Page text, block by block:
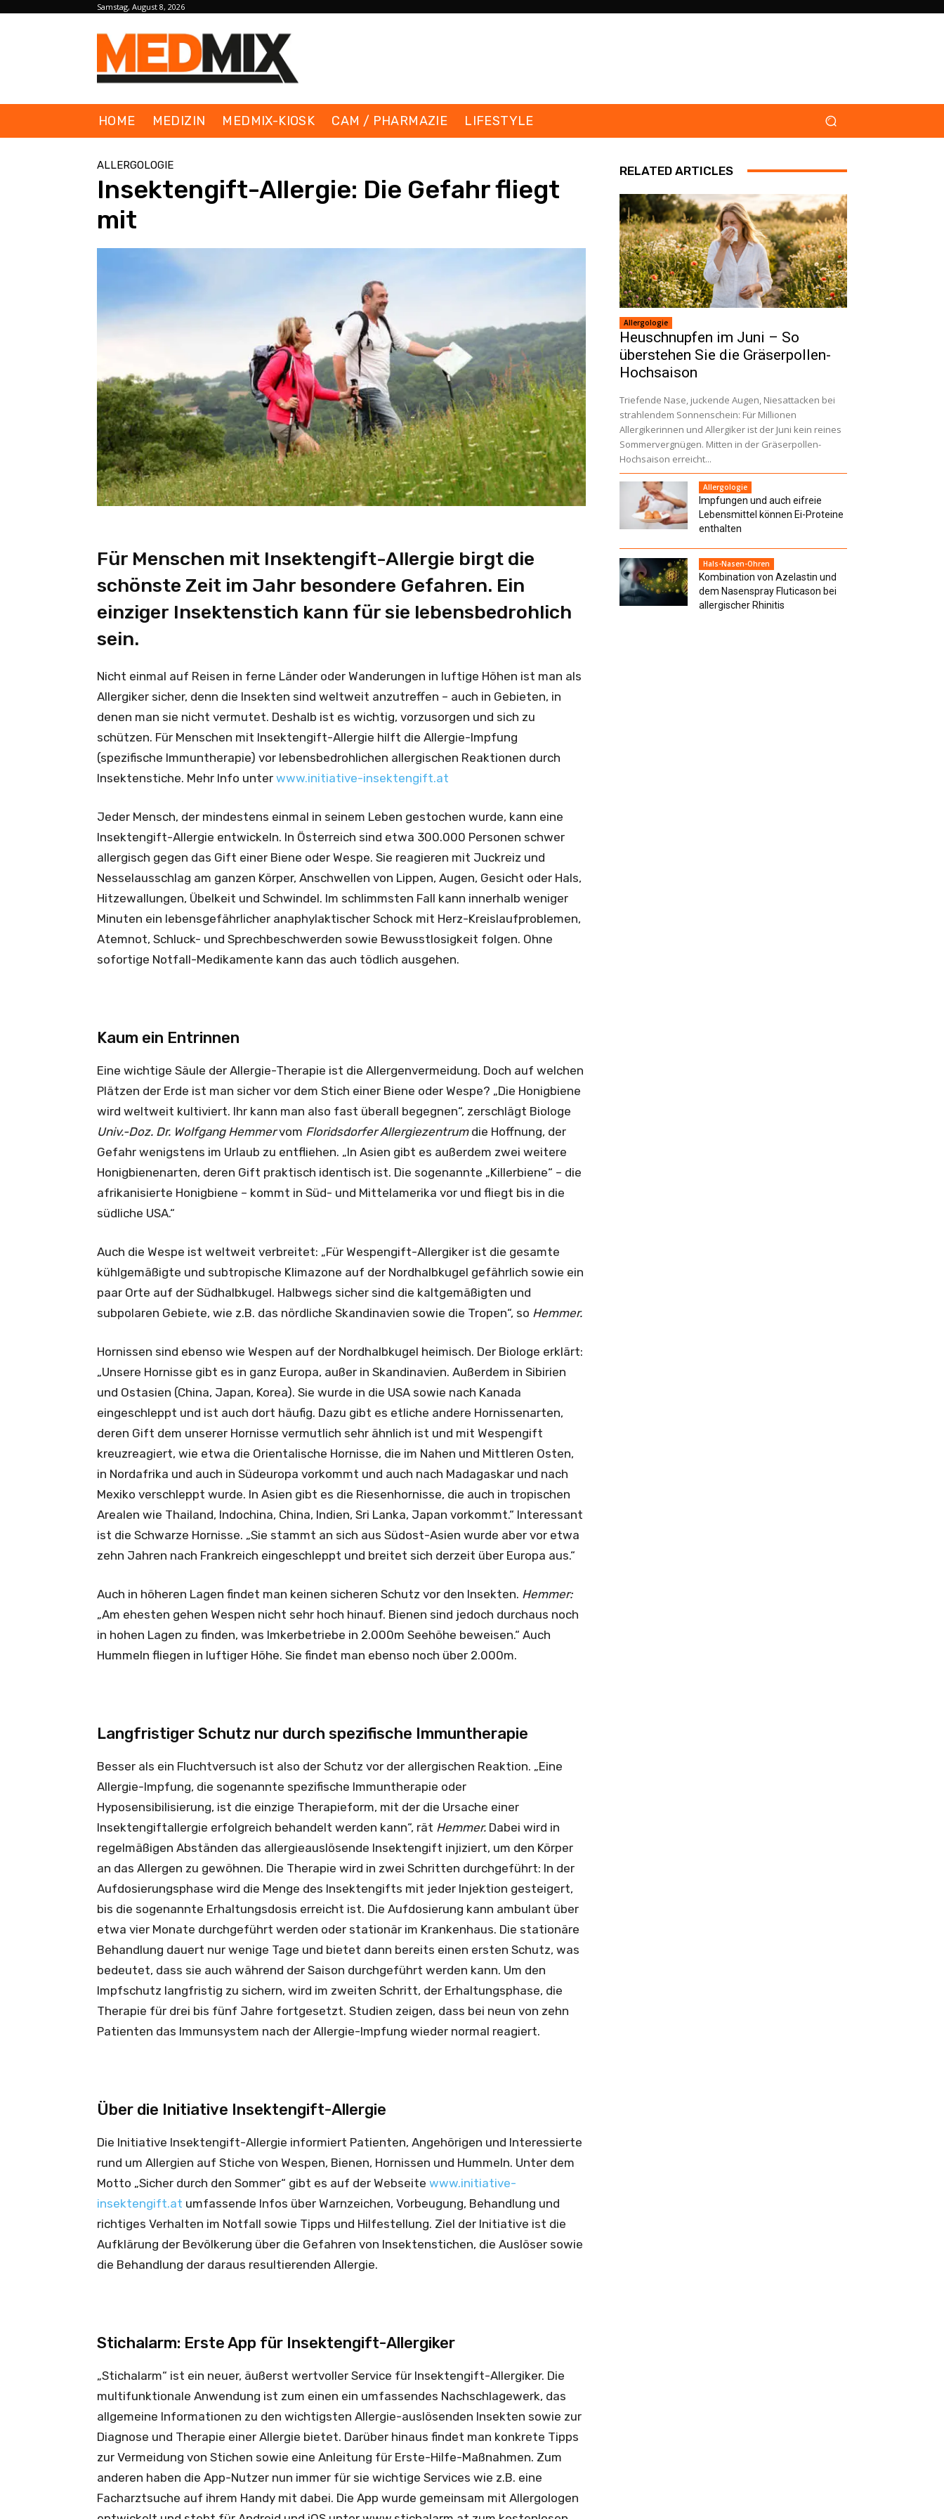
Samstag, August 8, 2026
HOME MEDIZIN MEDMIX-KIOSK CAM / PHARMAZIE LIFESTYLE
ALLERGOLOGIE
Insektengift-Allergie: Die Gefahr fliegt
mit
Für Menschen mit Insektengift-Allergie birgt die
schönste Zeit im Jahr besondere Gefahren. Ein
einziger Insektenstich kann für sie lebensbedrohlich
sein.
Nicht einmal auf Reisen in ferne Länder oder Wanderungen in luftige Höhen ist man als
Allergiker sicher, denn die Insekten sind weltweit anzutreffen – auch in Gebieten, in
denen man sie nicht vermutet. Deshalb ist es wichtig, vorzusorgen und sich zu
schützen. Für Menschen mit Insektengift-Allergie hilft die Allergie-Impfung
(spezifische Immuntherapie) vor lebensbedrohlichen allergischen Reaktionen durch
Insektenstiche. Mehr Info unter www.initiative-insektengift.at
Jeder Mensch, der mindestens einmal in seinem Leben gestochen wurde, kann eine
Insektengift-Allergie entwickeln. In Österreich sind etwa 300.000 Personen schwer
allergisch gegen das Gift einer Biene oder Wespe. Sie reagieren mit Juckreiz und
Nesselausschlag am ganzen Körper, Anschwellen von Lippen, Augen, Gesicht oder Hals,
Hitzewallungen, Übelkeit und Schwindel. Im schlimmsten Fall kann innerhalb weniger
Minuten ein lebensgefährlicher anaphylaktischer Schock mit Herz-Kreislaufproblemen,
Atemnot, Schluck- und Sprechbeschwerden sowie Bewusstlosigkeit folgen. Ohne
sofortige Notfall-Medikamente kann das auch tödlich ausgehen.
Kaum ein Entrinnen
Eine wichtige Säule der Allergie-Therapie ist die Allergenvermeidung. Doch auf welchen
Plätzen der Erde ist man sicher vor dem Stich einer Biene oder Wespe? „Die Honigbiene
wird weltweit kultiviert. Ihr kann man also fast überall begegnen“, zerschlägt Biologe
Univ.-Doz. Dr. Wolfgang Hemmervom Floridsdorfer Allergiezentrumdie Hoffnung, der
Gefahr wenigstens im Urlaub zu entfliehen. „In Asien gibt es außerdem zwei weitere
Honigbienenarten, deren Gift praktisch identisch ist. Die sogenannte „Killerbiene“ – die
afrikanisierte Honigbiene – kommt in Süd- und Mittelamerika vor und fliegt bis in die
südliche USA.“
Auch die Wespe ist weltweit verbreitet: „Für Wespengift-Allergiker ist die gesamte
kühlgemäßigte und subtropische Klimazone auf der Nordhalbkugel gefährlich sowie ein
paar Orte auf der Südhalbkugel. Halbwegs sicher sind die kaltgemäßigten und
subpolaren Gebiete, wie z.B. das nördliche Skandinavien sowie die Tropen“, so Hemmer.
Hornissen sind ebenso wie Wespen auf der Nordhalbkugel heimisch. Der Biologe erklärt:
„Unsere Hornisse gibt es in ganz Europa, außer in Skandinavien. Außerdem in Sibirien
und Ostasien (China, Japan, Korea). Sie wurde in die USA sowie nach Kanada
eingeschleppt und ist auch dort häufig. Dazu gibt es etliche andere Hornissenarten,
deren Gift dem unserer Hornisse vermutlich sehr ähnlich ist und mit Wespengift
kreuzreagiert, wie etwa die Orientalische Hornisse, die im Nahen und Mittleren Osten,
in Nordafrika und auch in Südeuropa vorkommt und auch nach Madagaskar und nach
Mexiko verschleppt wurde. In Asien gibt es die Riesenhornisse, die auch in tropischen
Arealen wie Thailand, Indochina, China, Indien, Sri Lanka, Japan vorkommt.“ Interessant
ist die Schwarze Hornisse. „Sie stammt an sich aus Südost-Asien wurde aber vor etwa
zehn Jahren nach Frankreich eingeschleppt und breitet sich derzeit über Europa aus.“
Auch in höheren Lagen findet man keinen sicheren Schutz vor den Insekten. Hemmer:
„Am ehesten gehen Wespen nicht sehr hoch hinauf. Bienen sind jedoch durchaus noch
in hohen Lagen zu finden, was Imkerbetriebe in 2.000m Seehöhe beweisen.“ Auch
Hummeln fliegen in luftiger Höhe. Sie findet man ebenso noch über 2.000m.
Langfristiger Schutz nur durch spezifische Immuntherapie
Besser als ein Fluchtversuch ist also der Schutz vor der allergischen Reaktion. „Eine
Allergie-Impfung, die sogenannte spezifische Immuntherapie oder
Hyposensibilisierung, ist die einzige Therapieform, mit der die Ursache einer
Insektengiftallergie erfolgreich behandelt werden kann“, rät Hemmer. Dabei wird in
regelmäßigen Abständen das allergieauslösende Insektengift injiziert, um den Körper
an das Allergen zu gewöhnen. Die Therapie wird in zwei Schritten durchgeführt: In der
Aufdosierungsphase wird die Menge des Insektengifts mit jeder Injektion gesteigert,
bis die sogenannte Erhaltungsdosis erreicht ist. Die Aufdosierung kann ambulant über
etwa vier Monate durchgeführt werden oder stationär im Krankenhaus. Die stationäre
Behandlung dauert nur wenige Tage und bietet dann bereits einen ersten Schutz, was
bedeutet, dass sie auch während der Saison durchgeführt werden kann. Um den
Impfschutz langfristig zu sichern, wird im zweiten Schritt, der Erhaltungsphase, die
Therapie für drei bis fünf Jahre fortgesetzt. Studien zeigen, dass bei neun von zehn
Patienten das Immunsystem nach der Allergie-Impfung wieder normal reagiert.
Über die Initiative Insektengift-Allergie
Die Initiative Insektengift-Allergie informiert Patienten, Angehörigen und Interessierte
rund um Allergien auf Stiche von Wespen, Bienen, Hornissen und Hummeln. Unter dem
Motto „Sicher durch den Sommer“ gibt es auf der Webseite www.initiative-
insektengift.at umfassende Infos über Warnzeichen, Vorbeugung, Behandlung und
richtiges Verhalten im Notfall sowie Tipps und Hilfestellung. Ziel der Initiative ist die
Aufklärung der Bevölkerung über die Gefahren von Insektenstichen, die Auslöser sowie
die Behandlung der daraus resultierenden Allergie.
Stichalarm: Erste App für Insektengift-Allergiker
„Stichalarm“ ist ein neuer, äußerst wertvoller Service für Insektengift-Allergiker. Die
multifunktionale Anwendung ist zum einen ein umfassendes Nachschlagewerk, das
allgemeine Informationen zu den wichtigsten Allergie-auslösenden Insekten sowie zur
Diagnose und Therapie einer Allergie bietet. Darüber hinaus findet man konkrete Tipps
zur Vermeidung von Stichen sowie eine Anleitung für Erste-Hilfe-Maßnahmen. Zum
anderen haben die App-Nutzer nun immer für sie wichtige Services wie z.B. eine
Facharztsuche auf ihrem Handy mit dabei. Die App wurde gemeinsam mit Allergologen
RELATED ARTICLES
Allergologie
Heuschnupfen im Juni – So
überstehen Sie die Gräserpollen-
Hochsaison
Triefende Nase, juckende Augen, Niesattacken bei
strahlendem Sonnenschein: Für Millionen
Allergikerinnen und Allergiker ist der Juni kein reines
Sommervergnügen. Mitten in der Gräserpollen-
Hochsaison erreicht...
Allergologie
Impfungen und auch eifreie
Lebensmittel können Ei-Proteine
enthalten
Hals-Nasen-Ohren
Kombination von Azelastin und
dem Nasenspray Fluticason bei
allergischer Rhinitis